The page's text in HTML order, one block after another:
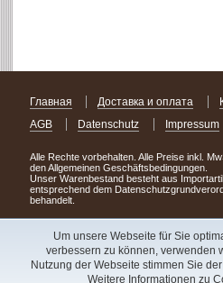
Um unsere Webseite für Sie
verbessern zu können, verwenden
Nutzung der Webseite stimmen Sie
Weitere Informationen zu
Главная Доставка и оплата
AGB
Datenschutz Impressum
Alle Rechte vorbehalten. Alle Preise inkl.
den Allgemeinen Geschäftsbedingungen.
Unser Warenbestand besteht aus
entsprechend dem
behandelt.
Сделав заказ сегодня, уже через день
НОВИНКИ из Германии! Удачного
Copyright 2003 - 2023 © Express-Kniga
V.A.Vorobiev